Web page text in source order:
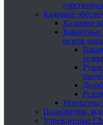
Кадровое
Кадровое
Вакантные
резерв
Результаты
Полномочия,
Учрежденные